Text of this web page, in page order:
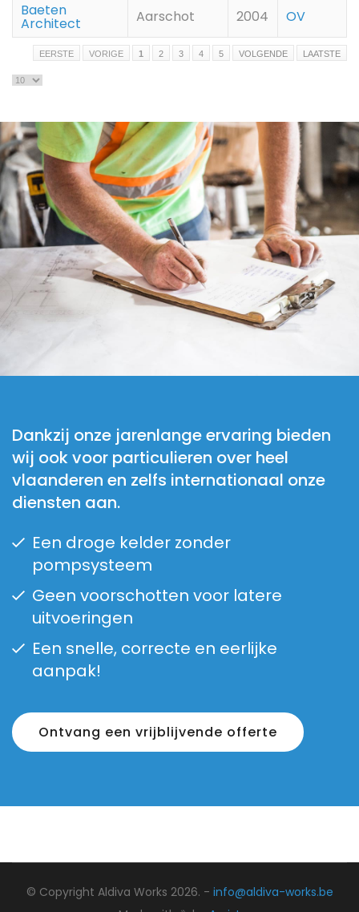
Baeten
Architect Aarschot 2004 OV
EERSTE VORIGE 1 2 3 4 5 VOLGENDE LAATSTE
Dankzij onze jarenlange ervaring bieden
wij ook voor particulieren over heel
vlaanderen en zelfs internationaal onze
diensten aan.
Een droge kelder zonder
pompsysteem
Geen voorschotten voor latere
uitvoeringen
Een snelle, correcte en eerlijke
aanpak!
Ontvang een vrijblijvende offerte
© Copyright Aldiva Works 2026. - info@aldiva-works.be